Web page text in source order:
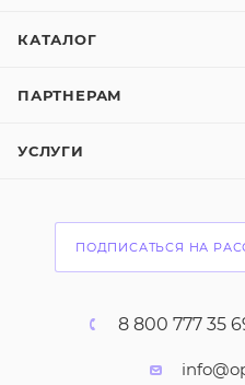
КАТАЛОГ
ПАРТНЕРАМ
УСЛУГИ
ПОДПИСАТЬСЯ НА
8 800 777 35